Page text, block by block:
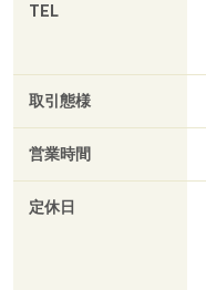
TEL
取引態様
営業時間
定休日